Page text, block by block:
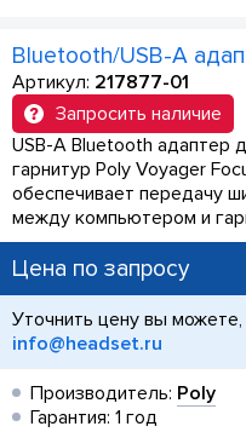
Bluetooth/USB-A
Артикул: 217877-01
Запросить наличие
USB-A Bluetooth адаптер
гарнитур Poly Voyager
обеспечивает передачу
между компьютером и
Цена по запросу
Уточнить цену вы можете,
info@headset.ru
Производитель: Poly
Гарантия: 1 год